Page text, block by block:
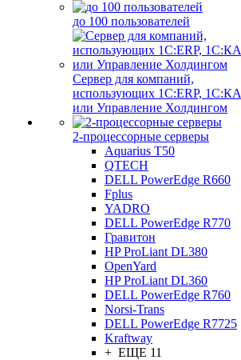
до 100 пользователей
Сервер для компаний,
использующих 1C:ERP, 1С:КА
или Управление Холдингом
2-процессорные серверы
Aquarius T50
QTECH
DELL PowerEdge R660
Fplus
YADRO
DELL PowerEdge R770
Гравитон
HP ProLiant DL380
OpenYard
HP ProLiant DL360
DELL PowerEdge R760
Norsi-Trans
DELL PowerEdge R7725
Kraftway
+ ЕЩЕ 11